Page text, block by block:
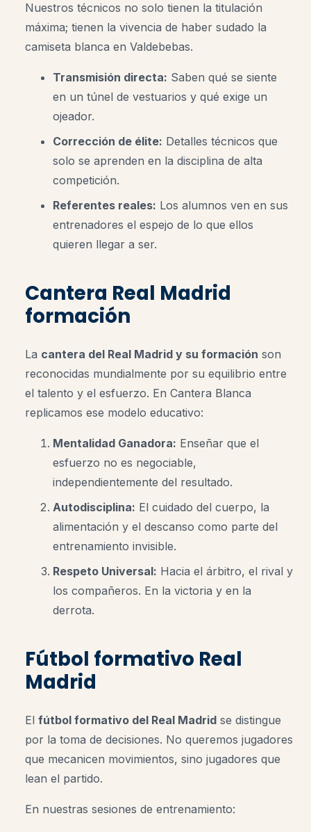
Nuestros técnicos no solo tienen la titulación
máxima; tienen la vivencia de haber sudado la
camiseta blanca en Valdebebas.
Transmisión directa: Saben qué se siente
en un túnel de vestuarios y qué exige un
ojeador.
Corrección de élite: Detalles técnicos que
solo se aprenden en la disciplina de alta
competición.
Referentes reales: Los alumnos ven en sus
entrenadores el espejo de lo que ellos
quieren llegar a ser.
Cantera Real Madrid
formación
La cantera del Real Madrid y su formación son
reconocidas mundialmente por su equilibrio entre
el talento y el esfuerzo. En Cantera Blanca
replicamos ese modelo educativo:
Mentalidad Ganadora: Enseñar que el
esfuerzo no es negociable,
independientemente del resultado.
Autodisciplina: El cuidado del cuerpo, la
alimentación y el descanso como parte del
entrenamiento invisible.
Respeto Universal: Hacia el árbitro, el rival y
los compañeros. En la victoria y en la
derrota.
Fútbol formativo Real
Madrid
El fútbol formativo del Real Madrid se distingue
por la toma de decisiones. No queremos jugadores
que mecanicen movimientos, sino jugadores que
lean el partido.
En nuestras sesiones de entrenamiento: